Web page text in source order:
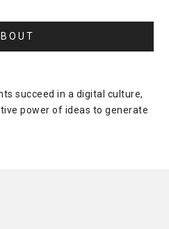
succeed in a digital culture,
power of ideas to generate